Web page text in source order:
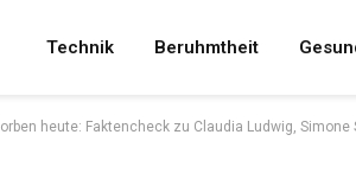
Technik Beruhmtheit
heute: Faktencheck zu Claudia Ludwig,